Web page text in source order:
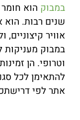
במבוק הוא
שנים רבות. הוא
אוויר
במבוק מעניקות
וטרופי. הן
להתאימן לכל
אתר לפי